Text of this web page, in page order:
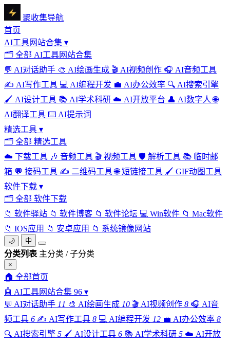
聚收集导航
首页
AI工具网站合集 ▾
🗂 全部 AI工具网站合集
💬 AI对话助手 🎨 AI绘画生成 🎬 AI视频创作 🎧 AI音频工具
✍️ AI写作工具 💻 AI编程开发 💼 AI办公效率 🔍 AI搜索引擎
🖌️ AI设计工具 📚 AI学术科研 ☁️ AI开放平台 👤 AI数字人 🌐
AI翻译工具 ⌨️ AI提示词
精选工具 ▾
🗂 全部 精选工具
☁️ 下载工具 🎶 音频工具 🎬 视频工具 🛡️ 解析工具 📚 临时邮
箱 💬 接码工具 ✍️ 二维码工具 🌐 短链接工具 🖌️ GIF动图工具
软件下载 ▾
🗂 全部 软件下载
📁 软件驿站 📁 软件博客 📁 软件论坛 💻 Win软件 📁 Mac软件
📁 IOS应用 📁 安卓应用 📁 系统镜像网站
🌙 中
分类列表 主分类 / 子分类
×
🏠 全部首页
🤖 AI工具网站合集 96 ▾
💬 AI对话助手 11 🎨 AI绘画生成 10 🎬 AI视频创作 8 🎧 AI音
频工具 6 ✍️ AI写作工具 8 💻 AI编程开发 12 💼 AI办公效率 8
🔍 AI搜索引擎 5 🖌️ AI设计工具 6 📚 AI学术科研 5 ☁️ AI开放